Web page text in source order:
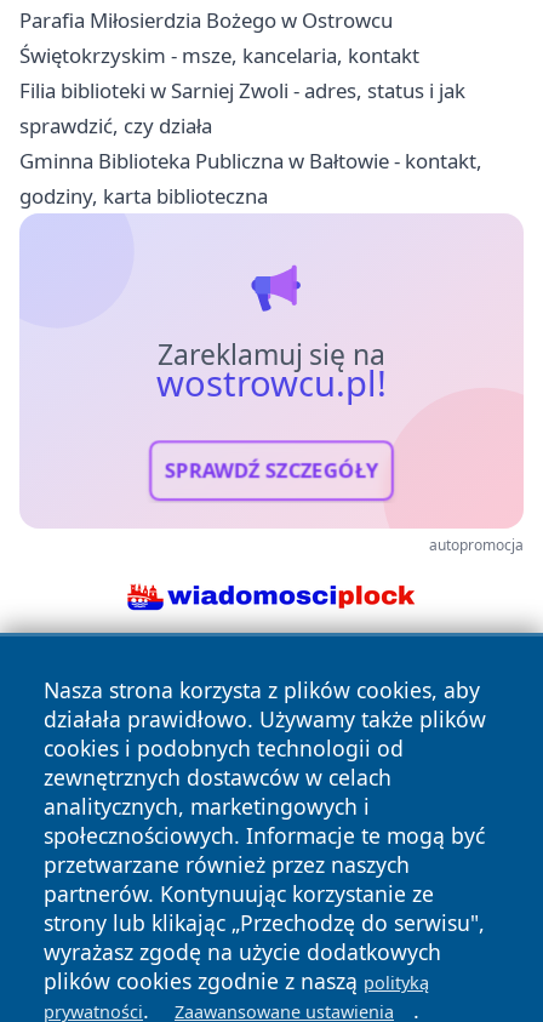
Parafia Miłosierdzia Bożego w Ostrowcu
Świętokrzyskim - msze, kancelaria, kontakt
Filia biblioteki w Sarniej Zwoli - adres, status i jak
sprawdzić, czy działa
Gminna Biblioteka Publiczna w Bałtowie - kontakt,
godziny, karta biblioteczna
Zareklamuj się na
wostrowcu.pl!
SPRAWDŹ SZCZEGÓŁY
autopromocja
Nasza strona korzysta z plików cookies, aby
działała prawidłowo. Używamy także plików
cookies i podobnych technologii od
zewnętrznych dostawców w celach
analitycznych, marketingowych i
społecznościowych. Informacje te mogą być
przetwarzane również przez naszych
partnerów. Kontynuując korzystanie ze
strony lub klikając „Przechodzę do serwisu",
wyrażasz zgodę na użycie dodatkowych
plików cookies zgodnie z naszą polityką
prywatności. Zaawansowane ustawienia .
Copyright © 2026 wostrowcu.pl Wszystkie prawa zastrzeżone.
News Autorzy
Polityka
Prywatności
Polityka
Cookies